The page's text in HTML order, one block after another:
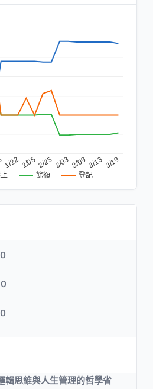
餘額 登記
1/22 2/05 2/25 3/03 3/09 3/13 3/19
輯思維與人生管理的哲學省